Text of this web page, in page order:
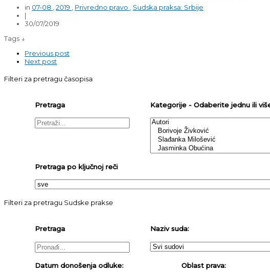
in 07-08 2019 Privredno pravo
Sudska praksa: Srbije
|
30/07/2019
Tags ↓
Previous post
Next post
Filteri za pretragu časopisa
Pretraga Kategorije - Odaberite jednu ili
Pretraga po ključnoj reči
Filteri za pretragu Sudske prakse
Pretraga Naziv suda:
Datum donošenja odluke: Oblast prava: